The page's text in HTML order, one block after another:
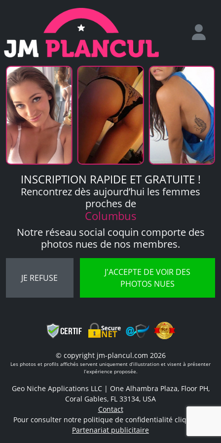
INSCRIPTION RAPIDE ET GRATUITE !
Rencontrez dès aujourd’hui les femmes
proches de
Columbus
Notre réseau social coquin comporte des
photos nues de nos membres.
JE REFUSE
J'ACCEPTE DE VOIR DES
PHOTOS NUES
© copyright jm-plancul.com 2026
Les photos et profils affichés servent uniquement d’illustration et visent à présenter
l’expérience proposée.
Geo Niche Applications LLC | One Alhambra Plaza, Floor PH,
Coral Gables, FL 33134, USA
Contact
Pour consulter notre politique de confidentialité cliquez
Partenariat publicitaire